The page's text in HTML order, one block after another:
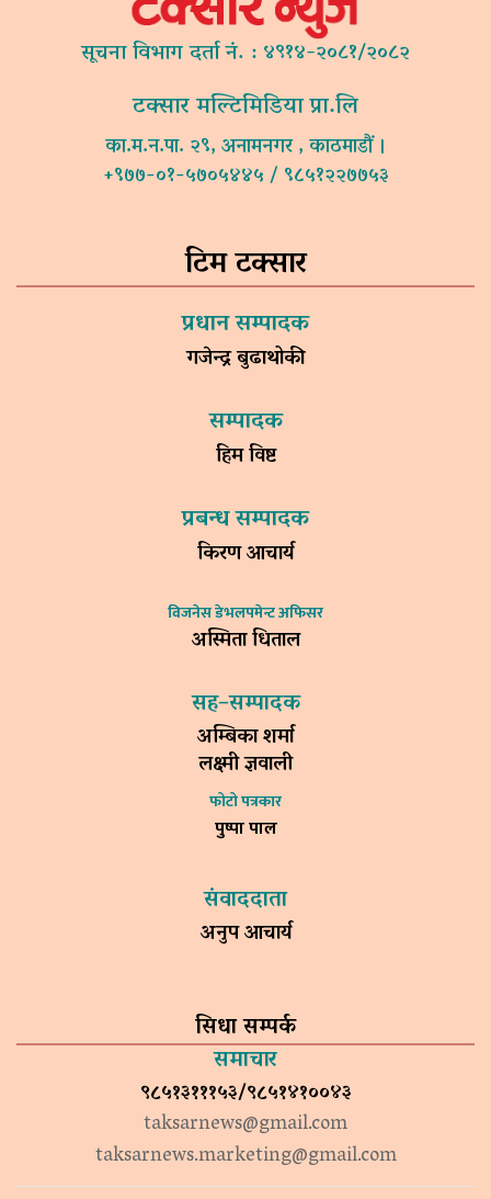
सूचना विभाग दर्ता नं. : ४९१४-२०८१/२०८२
टक्सार मल्टिमिडिया प्रा.लि
का.म.न.पा. २९, अनामनगर , काठमाडौं ।
+९७७-०१-५७०५४४५ / ९८५१२२७७५३
टिम टक्सार
प्रधान सम्पादक
गजेन्द्र बुढाथोकी
सम्पादक
हिम विष्ट
प्रबन्ध सम्पादक
किरण आचार्य
विजनेस डेभलपमेन्ट अफिसर
अस्मिता धिताल
सह–सम्पादक
अम्बिका शर्मा
लक्ष्मी ज्ञवाली
फोटो पत्रकार
पुष्पा पाल
संवाददाता
अनुप आचार्य
सिधा सम्पर्क
समाचार
९८५१३१११५३/९८५१४१००४३
taksarnews@gmail.com
taksarnews.marketing@gmail.com